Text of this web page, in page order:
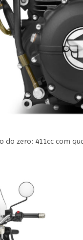
zero: 411cc com